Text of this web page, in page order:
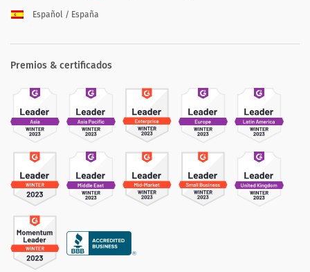
Español / España
Premios & certificados